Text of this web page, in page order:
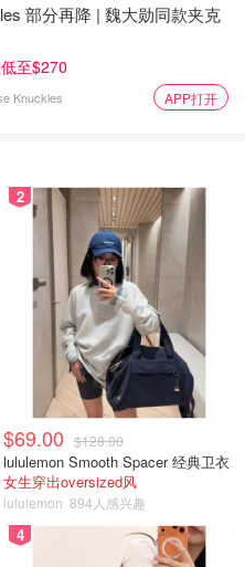
部分再降 | 魏大勋同款夹克
至$270
Knuckles APP打开
2
$69.00 $128.00
lululemon Smooth Spacer 经典卫衣
女生穿出oversized风
lululemon 894人感兴趣
4